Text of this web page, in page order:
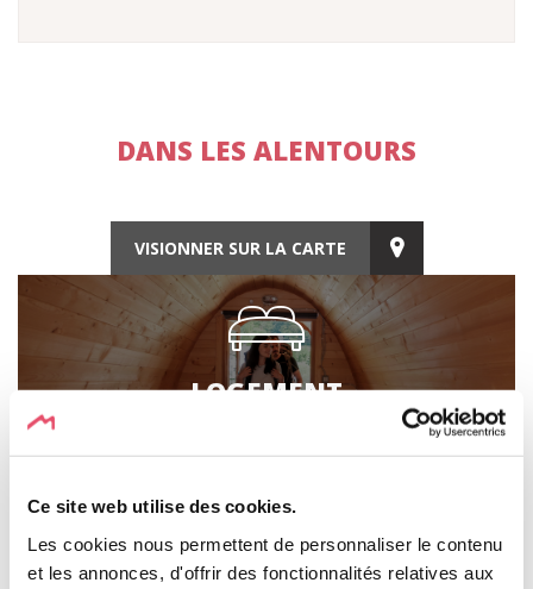
Ce site web utilise des cookies.
Les cookies nous permettent de personnaliser le contenu
et les annonces, d'offrir des fonctionnalités relatives aux
DANS LES ALENTOURS
VISIONNER SUR LA CARTE
LOGEMENT